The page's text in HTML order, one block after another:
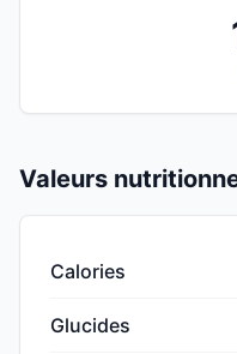
Valeurs
Calories
Glucides